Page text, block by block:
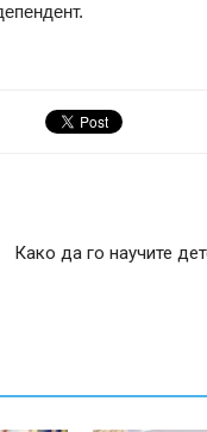
Како да го научите